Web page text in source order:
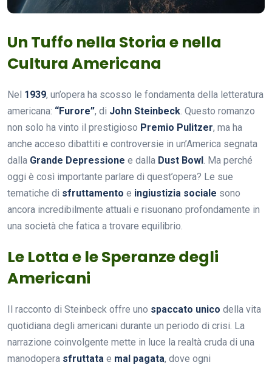
Un Tuffo nella Storia e nella
Cultura Americana
Nel 1939, un’opera ha scosso le fondamenta della letteratura
americana: “Furore”, di John Steinbeck . Questo romanzo
non solo ha vinto il prestigioso Premio Pulitzer, ma ha
anche acceso dibattiti e controversie in un’America segnata
dalla Grande Depressione e dalla Dust Bowl . Ma perché
oggi è così importante parlare di quest’opera? Le sue
tematiche di sfruttamento e ingiustizia sociale sono
ancora incredibilmente attuali e risuonano profondamente in
una società che fatica a trovare equilibrio.
Le Lotta e le Speranze degli
Americani
Il racconto di Steinbeck offre uno spaccato unico della vita
quotidiana degli americani durante un periodo di crisi. La
narrazione coinvolgente mette in luce la realtà cruda di una
manodopera sfruttata e mal pagata, dove ogni